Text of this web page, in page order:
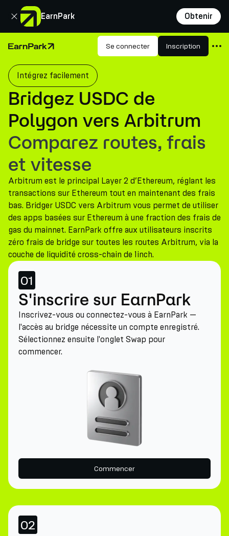
EarnPark Obtenir
Fermer
Page d'accueil Se connecter Inscription
Produits
Marchés
Calculatrices
PARK Token
Ressources
Entreprise
Intégrez facilement
Bridgez USDC de
Polygon vers Arbitrum
Comparez routes, frais
et vitesse
Arbitrum est le principal Layer 2 d’Ethereum, réglant les
transactions sur Ethereum tout en maintenant des frais
bas. Bridger USDC vers Arbitrum vous permet de utiliser
des apps basées sur Ethereum à une fraction des frais de
gas du mainnet. EarnPark offre aux utilisateurs inscrits
zéro frais de bridge sur toutes les routes Arbitrum, via la
couche de liquidité cross-chain de 1inch.
01
S'inscrire sur EarnPark
Inscrivez-vous ou connectez-vous à EarnPark —
l'accès au bridge nécessite un compte enregistré.
Sélectionnez ensuite l'onglet Swap pour
commencer.
Commencer
02